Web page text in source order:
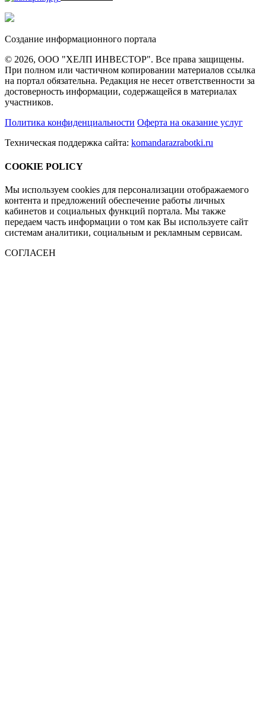
Создание информационного портала
© 2026, ООО "ХЕЛП ИНВЕСТОР". Все права защищены.
При полном или частичном копировании материалов ссылка
на портал обязательна. Редакция не несет ответственности за
достоверность информации, содержащейся в материалах
участников.
Политика конфиденциальности Оферта на оказание услуг
Техническая поддержка сайта: komandarazrabotki.ru
COOKIE POLICY
Мы используем cookies для персонализации отображаемого
контента и предложений обеспечение работы личных
кабинетов и социальных функций портала. Мы также
передаем часть информации о том как Вы используете сайт
системам аналитики, социальным и рекламным сервисам.
СОГЛАСЕН